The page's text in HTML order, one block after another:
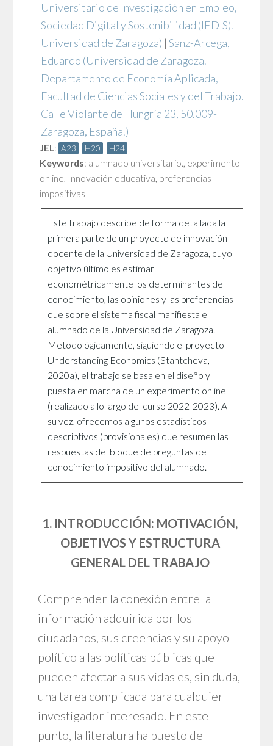
Universitario de Investigación en Empleo,
Sociedad Digital y Sostenibilidad (IEDIS).
Universidad de Zaragoza) |Sanz-Arcega,
Eduardo (Universidad de Zaragoza.
Departamento de Economía Aplicada,
Facultad de Ciencias Sociales y del Trabajo.
Calle Violante de Hungría 23, 50.009-
Zaragoza, España.)
JEL: A23 H20 H24
Keywords: alumnado universitario., experimento
online, Innovación educativa, preferencias
impositivas
Este trabajo describe de forma detallada la
primera parte de un proyecto de innovación
docente de la Universidad de Zaragoza, cuyo
objetivo último es estimar
econométricamente los determinantes del
conocimiento, las opiniones y las preferencias
que sobre el sistema fiscal manifiesta el
alumnado de la Universidad de Zaragoza.
Metodológicamente, siguiendo el proyecto
Understanding Economics (Stantcheva,
2020a), el trabajo se basa en el diseño y
puesta en marcha de un experimento online
(realizado a lo largo del curso 2022-2023). A
su vez, ofrecemos algunos estadísticos
descriptivos (provisionales) que resumen las
respuestas del bloque de preguntas de
conocimiento impositivo del alumnado.
1. INTRODUCCIÓN: MOTIVACIÓN,
OBJETIVOS Y ESTRUCTURA
GENERAL DEL TRABAJO
Comprender la conexión entre la
información adquirida por los
ciudadanos, sus creencias y su apoyo
político a las políticas públicas que
pueden afectar a sus vidas es, sin duda,
una tarea complicada para cualquier
investigador interesado. En este
punto, la literatura ha puesto de